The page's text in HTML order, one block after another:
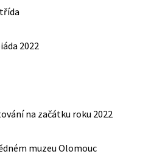
2022
na začátku roku 2022
muzeu Olomouc